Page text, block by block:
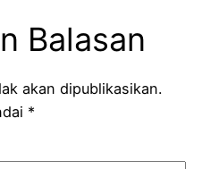
Balasan
akan dipublikasikan.
*